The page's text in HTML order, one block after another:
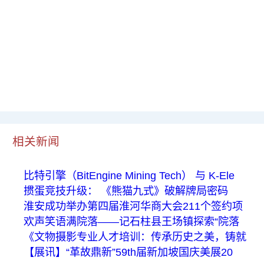
相关新闻
比特引擎（BitEngine Mining Tech） 与 K-Ele
掼蛋竞技升级： 《熊猫九式》破解牌局密码
淮安成功举办第四届淮河华商大会211个签约项
欢声笑语满院落——记石柱县王场镇探索“院落
《文物摄影专业人才培训：传承历史之美，铸就
【展讯】“革故鼎新”59th届新加坡国庆美展20